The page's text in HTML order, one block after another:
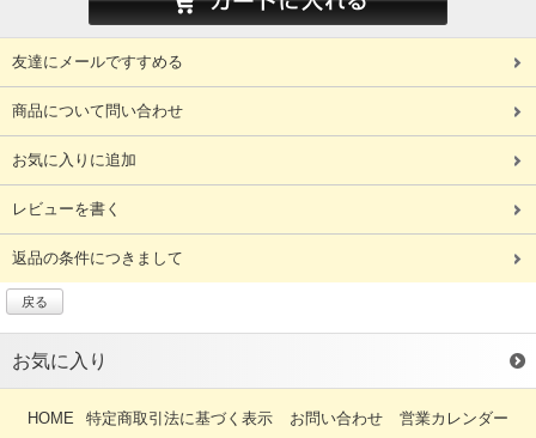
友達にメールですすめる
商品について問い合わせ
お気に入りに追加
レビューを書く
返品の条件につきまして
戻る
お気に入り
HOME 特定商取引法に基づく表示 お問い合わせ 営業カレンダー